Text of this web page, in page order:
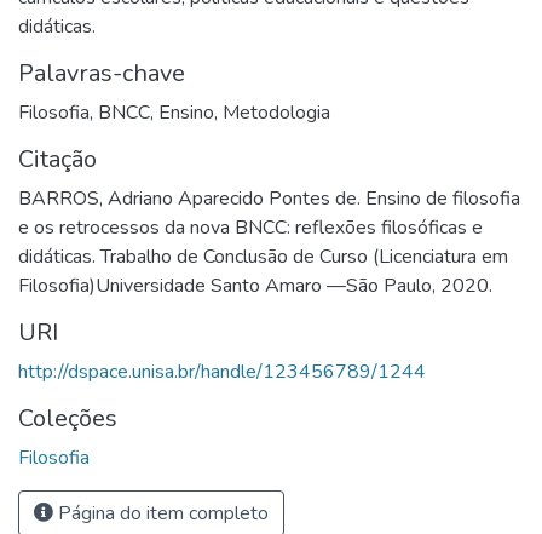
didáticas.
Palavras-chave
Filosofia, BNCC, Ensino, Metodologia
Citação
BARROS, Adriano Aparecido Pontes de. Ensino de filosofia
e os retrocessos da nova BNCC: reflexões filosóficas e
didáticas. Trabalho de Conclusão de Curso (Licenciatura em
Filosofia)Universidade Santo Amaro —São Paulo, 2020.
URI
http://dspace.unisa.br/handle/123456789/1244
Coleções
Filosofia
Página do item completo